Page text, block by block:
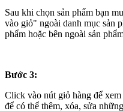
Sau khi chọn sản phẩm bạn
vào giỏ" ngoài danh mục sản
phẩm hoặc bên ngoài sản
Bước 3:
Click vào nút giỏ hàng để
để có thể thêm, xóa, sửa